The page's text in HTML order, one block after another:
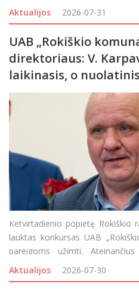
miesto vaizdo „darkytojus“. Bet
Aktualijos 2026-07-31
UAB „Rokiškio
direktoriaus: V.
laikinasis, o
Ketvirtadienio popietę Rokiškio
lauktas konkursas UAB
pareigoms užimti.
vadovaus laikinai beveik
Karpavičius. Nors anksčiau klaust
Aktualijos 2026-07-30